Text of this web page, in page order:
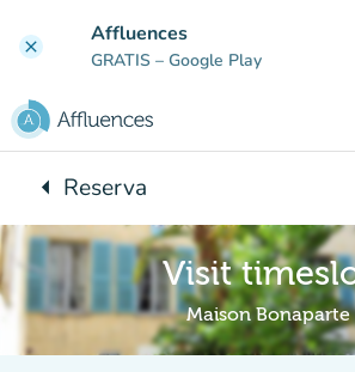
clear Affluences
GRATIS – Google Play
arrow_leftBack to:
Reserva
Visit
Maison Bonaparte